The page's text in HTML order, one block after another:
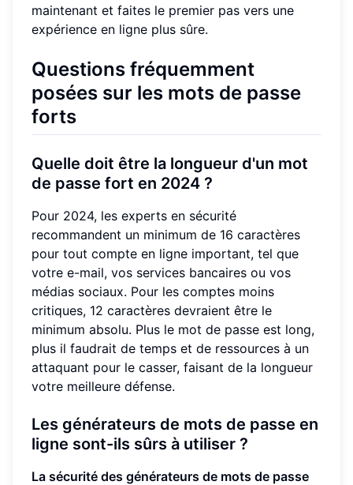
maintenant et faites le premier pas vers une
expérience en ligne plus sûre.
Questions fréquemment
posées sur les mots de passe
forts
Quelle doit être la longueur d'un mot
de passe fort en 2024 ?
Pour 2024, les experts en sécurité
recommandent un minimum de 16 caractères
pour tout compte en ligne important, tel que
votre e-mail, vos services bancaires ou vos
médias sociaux. Pour les comptes moins
critiques, 12 caractères devraient être le
minimum absolu. Plus le mot de passe est long,
plus il faudrait de temps et de ressources à un
attaquant pour le casser, faisant de la longueur
votre meilleure défense.
Les générateurs de mots de passe en
ligne sont-ils sûrs à utiliser ?
La sécurité des générateurs de mots de passe